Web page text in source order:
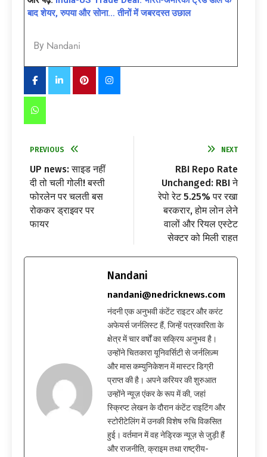
बाद शेयर, रुपया और सोना… तीनों में जबरदस्त उछाल
By Nandani
PREVIOUS
UP news: साइड नहीं
दी तो चली गोली! बस्ती
फोरलेन पर चलती बस
रोककर ड्राइवर पर
फायर
NEXT
RBI Repo Rate
Unchanged: RBI ने
रेपो रेट 5.25% पर रखा
बरकरार, होम लोन लेने
वालों और रियल एस्टेट
सेक्टर को मिली राहत
Nandani
nandani@nedricknews.com
नंदनी एक अनुभवी कंटेंट राइटर और करंट
अफेयर्स जर्नलिस्ट हैं, जिन्हें पत्रकारिता के
क्षेत्र में चार वर्षों का सक्रिय अनुभव है।
उन्होंने चितकारा यूनिवर्सिटी से जर्नलिज़्म
और मास कम्युनिकेशन में मास्टर डिग्री
प्राप्त की है। अपने करियर की शुरुआत
उन्होंने न्यूज़ एंकर के रूप में की, जहां
स्क्रिप्ट लेखन के दौरान कंटेंट राइटिंग और
स्टोरीटेलिंग में उनकी विशेष रुचि विकसित
हुई। वर्तमान में वह नेड्रिक न्यूज़ से जुड़ी हैं
और राजनीति, क्राइम तथा राष्ट्रीय-